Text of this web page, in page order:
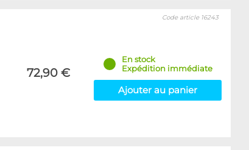
72,90 €
Code article 16243
En stock
Expédition immédiate
Ajouter au panier